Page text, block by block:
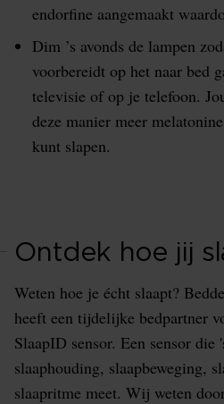
endorfine aangemaakt
Dim ’s avonds de lampen
voorbereidt op het naar bed
televisie of op je telefoon.
deze manier meer
kunt slapen.
Ontdek hoe jij
Weten hoe je écht slaapt?
heeft een tijdelijke bedpartner
SlaapID sensor. Een sensor die
slaaphouding, slaapbeweging,
slaapritme meet. Wij weten